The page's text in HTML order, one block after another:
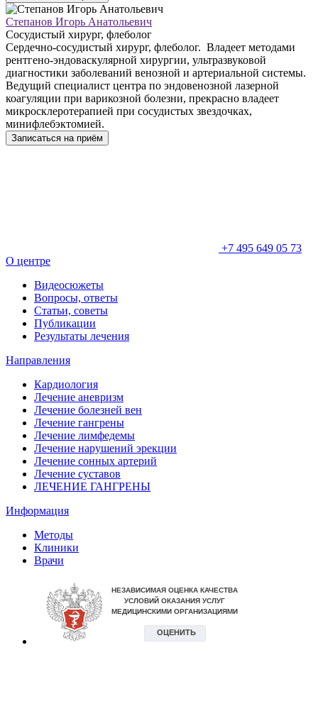
Степанов Игорь Анатольевич
Сосудистый хирург, флеболог
Сердечно-сосудистый хирург, флеболог. Владеет методами
рентгено-эндоваскулярной хирургии, ультразвуковой
диагностики заболеваний венозной и артериальной системы.
Ведущий специалист центра по эндовенозной лазерной
коагуляции при варикозной болезни, прекрасно владеет
микросклеротерапией при сосудистых звездочках,
минифлебэктомией.
Записаться на приём
+7 495 649 05 73
О центре
Видеосюжеты
Вопросы, ответы
Статьи, советы
Публикации
Результаты лечения
Направления
Кардиология
Лечение аневризм
Лечение болезней вен
Лечение гангрены
Лечение лимфедемы
Лечение нарушений эрекции
Лечение сонных артерий
Лечение суставов
ЛЕЧЕНИЕ ГАНГРЕНЫ
Информация
Методы
Клиники
Врачи